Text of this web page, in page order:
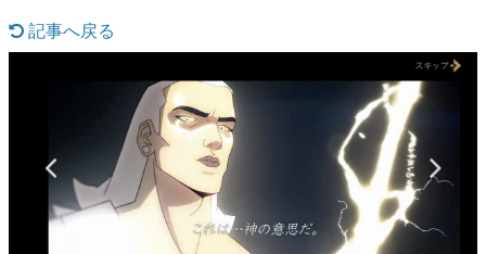
なんでゲームは面白い？
ゲーム開発者・hamatsu氏がゲームの魅力を画面や操作の
具体的な形から解き明かしていく、硬派で骨太な評論連載
です。
ゲームが変えた日本語
「経験値」「裏技」「ラスボス」… ゲームにまつわる言葉
の起源や用法の変遷を、コンピューター文化史研究家・タ
イニーP氏が徹底調査。
記事へ戻る